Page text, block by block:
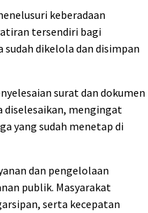
keberadaan
tersendiri bagi
dikelola dan disimpan
surat dan dokumen
diselesaikan, mengingat
yang sudah menetap di
dan pengelolaan
publik. Masyarakat
serta kecepatan